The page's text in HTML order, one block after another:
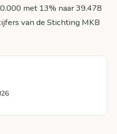
met 13% naar 39.478
van de Stichting MKB